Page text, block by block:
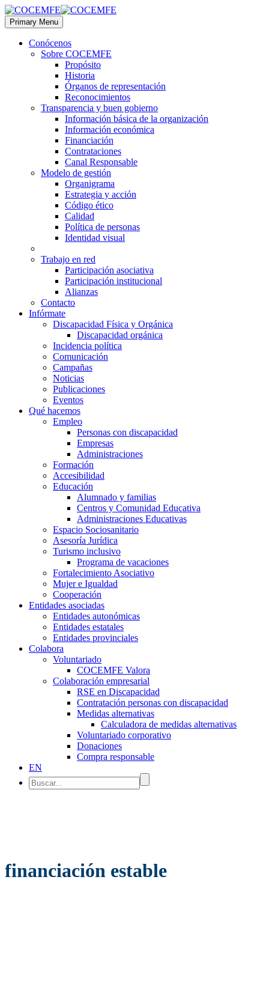
Primary Menu
Conócenos
Sobre COCEMFE
Propósito
Historia
Órganos de representación
Reconocimientos
Transparencia y buen gobierno
Información básica de la organización
Información económica
Financiación
Contrataciones
Canal Responsable
Modelo de gestión
Organigrama
Estrategia y acción
Código ético
Calidad
Política de personas
Identidad visual
Trabajo en red
Participación asociativa
Participación institucional
Alianzas
Contacto
Infórmate
Discapacidad Física y Orgánica
Discapacidad orgánica
Incidencia política
Comunicación
Campañas
Noticias
Publicaciones
Eventos
Qué hacemos
Empleo
Personas con discapacidad
Empresas
Administraciones
Formación
Accesibilidad
Educación
Alumnado y familias
Centros y Comunidad Educativa
Administraciones Educativas
Espacio Sociosanitario
Asesoría Jurídica
Turismo inclusivo
Programa de vacaciones
Fortalecimiento Asociativo
Mujer e Igualdad
Cooperación
Entidades asociadas
Entidades autonómicas
Entidades estatales
Entidades provinciales
Colabora
Voluntariado
COCEMFE Valora
Colaboración empresarial
RSE en Discapacidad
Contratación personas con discapacidad
Medidas alternativas
Calculadora de medidas alternativas
Voluntariado corporativo
Donaciones
Compra responsable
EN
financiación estable